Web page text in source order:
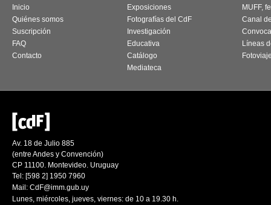
Inicio
Quiénes somos
Suscripción
FAQ
Contacto
Exposiciones
Fotografías del CdF
Investigación
Educativa
Catálogo
Mediateca
MUFF,
Canal
Líneas
Av. 18 de Julio 885
(entre Andes y Convención)
CP 11100. Montevideo. Uruguay
Tel: [598 2] 1950 7960
Mail: CdF@imm.gub.uy
Lunes, miércoles, jueves, viernes: de 10 a 19.30 h.